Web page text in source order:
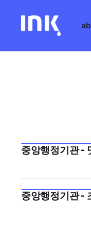
중앙행정기관 -
중앙행정기관 -